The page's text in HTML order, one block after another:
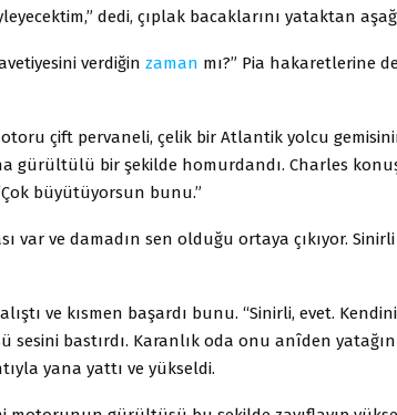
dedi, çıplak bacaklarını yataktan
verdiğin zaman mı?” Pia hakaretlerine
çift pervaneli, çelik bir Atlantik yolcu
gürültülü bir şekilde homurdandı. Charles
büyütüyorsun bunu.”
var ve damadın sen olduğu ortaya çıkıyor.
ve kısmen başardı bunu. “Sinirli, evet.
sesini bastırdı. Karanlık oda onu anîden
yana yattı ve yükseldi.